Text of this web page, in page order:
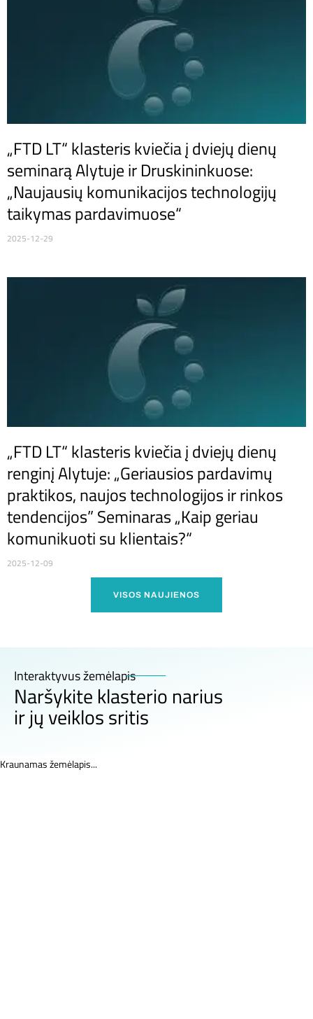
„FTD LT“ klasteris kviečia į dviejų dienų
seminarą Alytuje ir Druskininkuose:
„Naujausių komunikacijos technologijų
taikymas pardavimuose“
2025-12-29
„FTD LT“ klasteris kviečia į dviejų dienų
renginį Alytuje: „Geriausios pardavimų
praktikos, naujos technologijos ir rinkos
tendencijos” Seminaras „Kaip geriau
komunikuoti su klientais?“
2025-12-09
VISOS NAUJIENOS
Interaktyvus žemėlapis
Naršykite klasterio narius
ir jų veiklos sritis
Kraunamas žemėlapis...